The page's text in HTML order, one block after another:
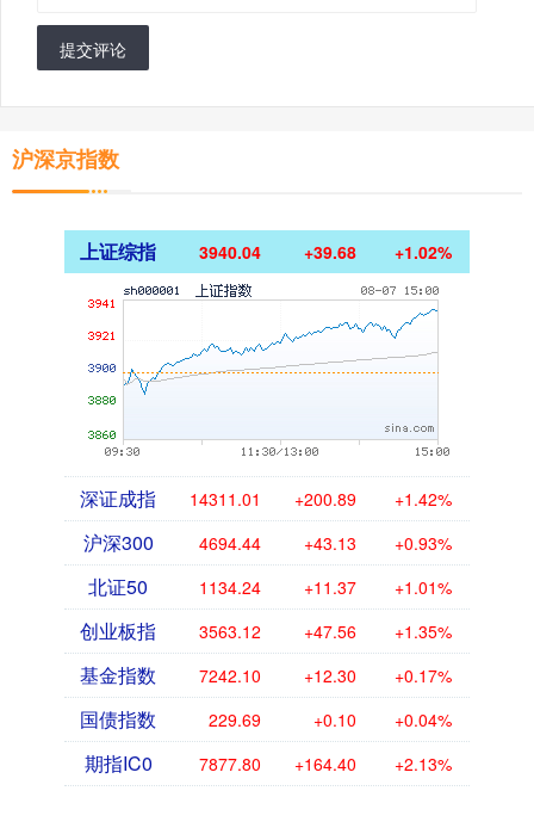
提交评论
沪深京指数
上证综指 3940.04 +39.68 +1.02%
深证成指 14311.01 +200.89 +1.42%
沪深300 4694.44 +43.13 +0.93%
北证50 1134.24 +11.37 +1.01%
创业板指 3563.12 +47.56 +1.35%
基金指数 7242.10 +12.30 +0.17%
国债指数 229.69 +0.10 +0.04%
期指IC0 7877.80 +164.40 +2.13%